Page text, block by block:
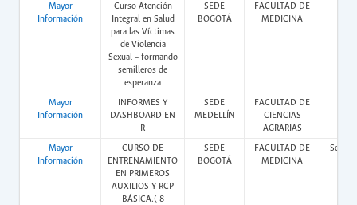
Mayor
Información
Curso Atención
Integral en Salud
para las Víctimas
de Violencia
Sexual – formando
semilleros de
esperanza
SEDE
BOGOTÁ
FACULTAD DE
MEDICINA
Mayor
Información
INFORMES Y
DASHBOARD EN
R
SEDE
MEDELLÍN
FACULTAD DE
CIENCIAS
AGRARIAS
Mayor
Información
CURSO DE
ENTRENAMIENTO
EN PRIMEROS
AUXILIOS Y RCP
BÁSICA.( 8
SEDE
BOGOTÁ
FACULTAD DE
MEDICINA